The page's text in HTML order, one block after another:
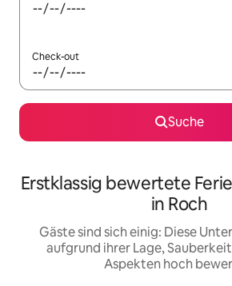
Check-out
Suche
Erstklassig bewertete
in Roch
Gäste sind sich einig: Diese
aufgrund ihrer Lage,
Aspekten hoch